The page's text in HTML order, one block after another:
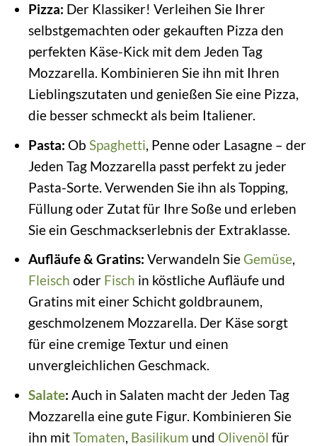
Pizza: Der Klassiker! Verleihen Sie Ihrer
selbstgemachten oder gekauften Pizza den
perfekten Käse-Kick mit dem Jeden Tag
Mozzarella. Kombinieren Sie ihn mit Ihren
Lieblingszutaten und genießen Sie eine Pizza,
die besser schmeckt als beim Italiener.
Pasta: Ob Spaghetti , Penne oder Lasagne – der
Jeden Tag Mozzarella passt perfekt zu jeder
Pasta-Sorte. Verwenden Sie ihn als Topping,
Füllung oder Zutat für Ihre Soße und erleben
Sie ein Geschmackserlebnis der Extraklasse.
Aufläufe & Gratins: Verwandeln Sie Gemüse,
Fleisch oder Fisch in köstliche Aufläufe und
Gratins mit einer Schicht goldbraunem,
geschmolzenem Mozzarella. Der Käse sorgt
für eine cremige Textur und einen
unvergleichlichen Geschmack.
Salate: Auch in Salaten macht der Jeden Tag
Mozzarella eine gute Figur. Kombinieren Sie
ihn mitTomaten Basilikum und Olivenöl für